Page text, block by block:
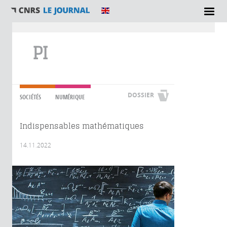
PI
SOCIÉTÉS NUMÉRIQUE DOSSIER
Indispensables mathématiques
14.11.2022